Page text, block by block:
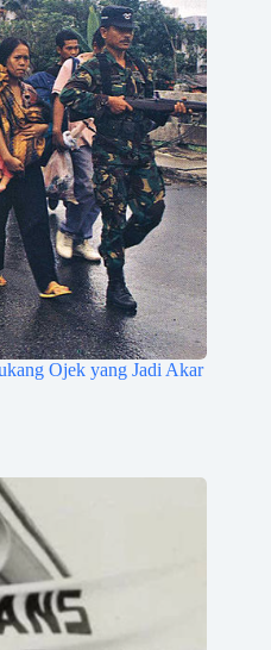
Ojek yang Jadi Akar